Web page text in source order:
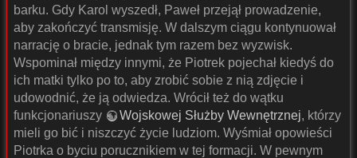
barku. Gdy Karol wyszedł, Paweł przejął prowadzenie,
aby zakończyć transmisję. W dalszym ciągu kontynuował
narrację o bracie, jednak tym razem bez wyzwisk.
Wspominał między innymi, że Piotrek pojechał kiedyś do
ich matki tylko po to, aby zrobić sobie z nią zdjęcie i
udowodnić, że ją odwiedza. Wrócił też do wątku
funkcjonariuszy
Wojskowej Służby Wewnętrznej, którzy
mieli go bić i niszczyć życie ludziom. Wyśmiał opowieści
Piotrka o byciu porucznikiem w tej formacji. W pewnym